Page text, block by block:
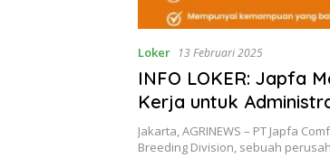
Loker 13 Februari 2025
INFO LOKER: Japfa
Kerja untuk
Jakarta, AGRINEWS – PT Japfa
Breeding Division, sebuah